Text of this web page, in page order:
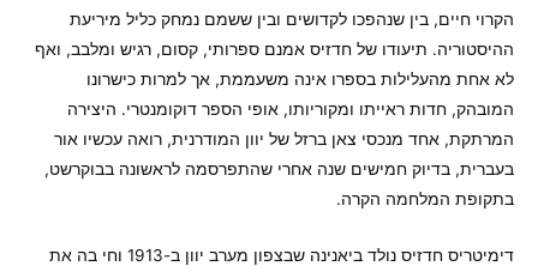
הקרוי חיים, בין שנהפכו לקדושים ובין ששמם נמחק כליל מיריעת
ההיסטוריה. תיעודו של חדזיס אמנם ספרותי, קסום, רגיש ומלבב, ואף
לא אחת מהעלילות בספרו אינה משעממת, אך למרות כישרונו
המובהק, חדות ראייתו ומקוריותו, אופי הספר דוקומנטרי. היצירה
המרתקת, אחד מנכסי צאן ברזל של יוון המודרנית, רואה עכשיו אור
בעברית, בדיוק חמישים שנה אחרי שהתפרסמה לראשונה בבוקרשט,
בתקופת המלחמה הקרה.
דימיטריס חדזיס נולד ביאנינה שבצפון מערב יוון ב-1913 וחי בה את